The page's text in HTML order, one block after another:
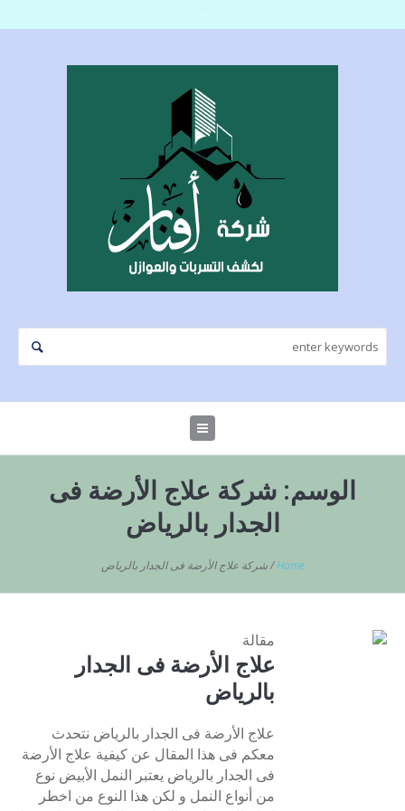
الوسم: شركة علاج الأرضة فى
الجدار بالرياض
Home
/شركة علاج الأرضة فى الجدار بالرياض
مقالة
علاج الأرضة فى الجدار
بالرياض
علاج الأرضة فى الجدار بالرياض نتحدث
معكم فى هذا المقال عن كيفية علاج الأرضة
فى الجدار بالرياض يعتبر النمل الأبيض نوع
من أنواع النمل و لكن هذا النوع من اخطر